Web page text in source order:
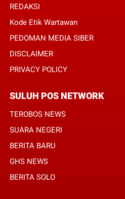
REDAKSI
Kode Etik Wartawan
PEDOMAN MEDIA SIBER
DISCLAIMER
PRIVACY POLICY
SULUH POS NETWORK
TEROBOS NEWS
SUARA NEGERI
BERITA BARU
GHS NEWS
BERITA SOLO